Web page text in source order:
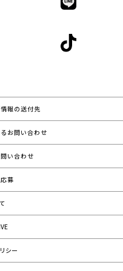
報の送付先
お問い合わせ
い合わせ
募
シー